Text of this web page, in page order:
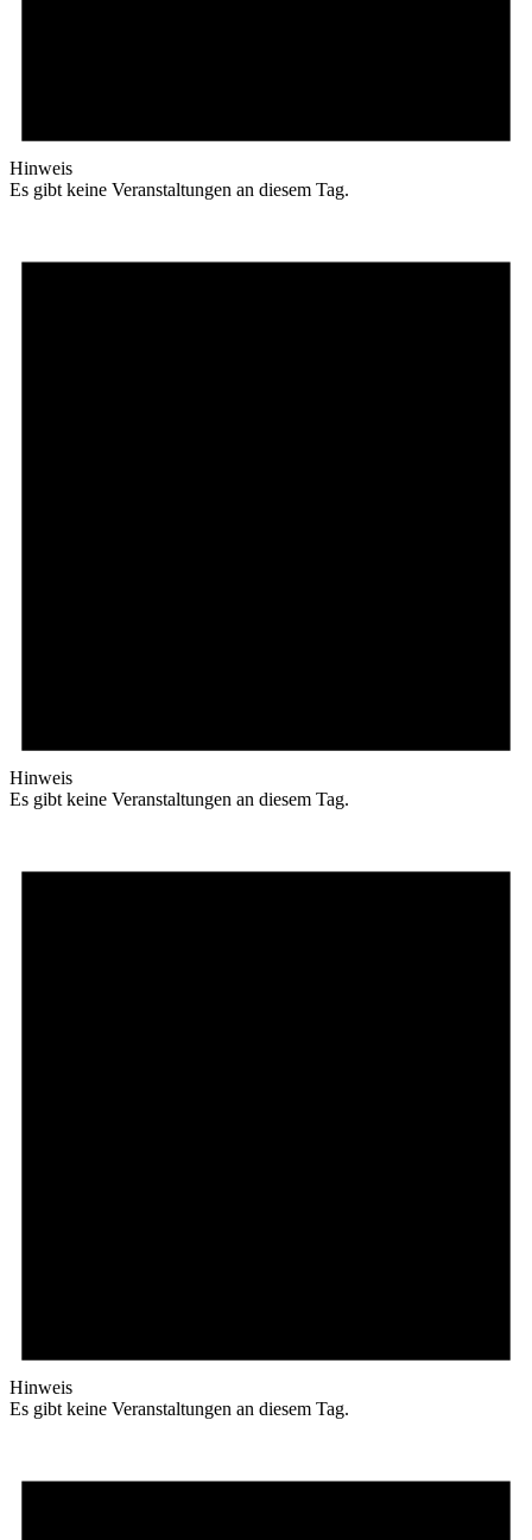
Hinweis
Es gibt keine Veranstaltungen an diesem Tag.
Hinweis
Es gibt keine Veranstaltungen an diesem Tag.
Hinweis
Es gibt keine Veranstaltungen an diesem Tag.